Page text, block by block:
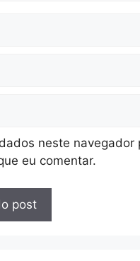
neste navegador
eu comentar.